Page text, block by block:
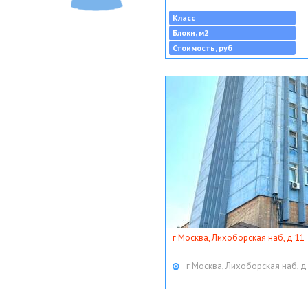
Класс
Блоки, м2
Стоимость, руб
г Москва, Лихоборская наб, д 11
г Москва, Лихоборская наб,